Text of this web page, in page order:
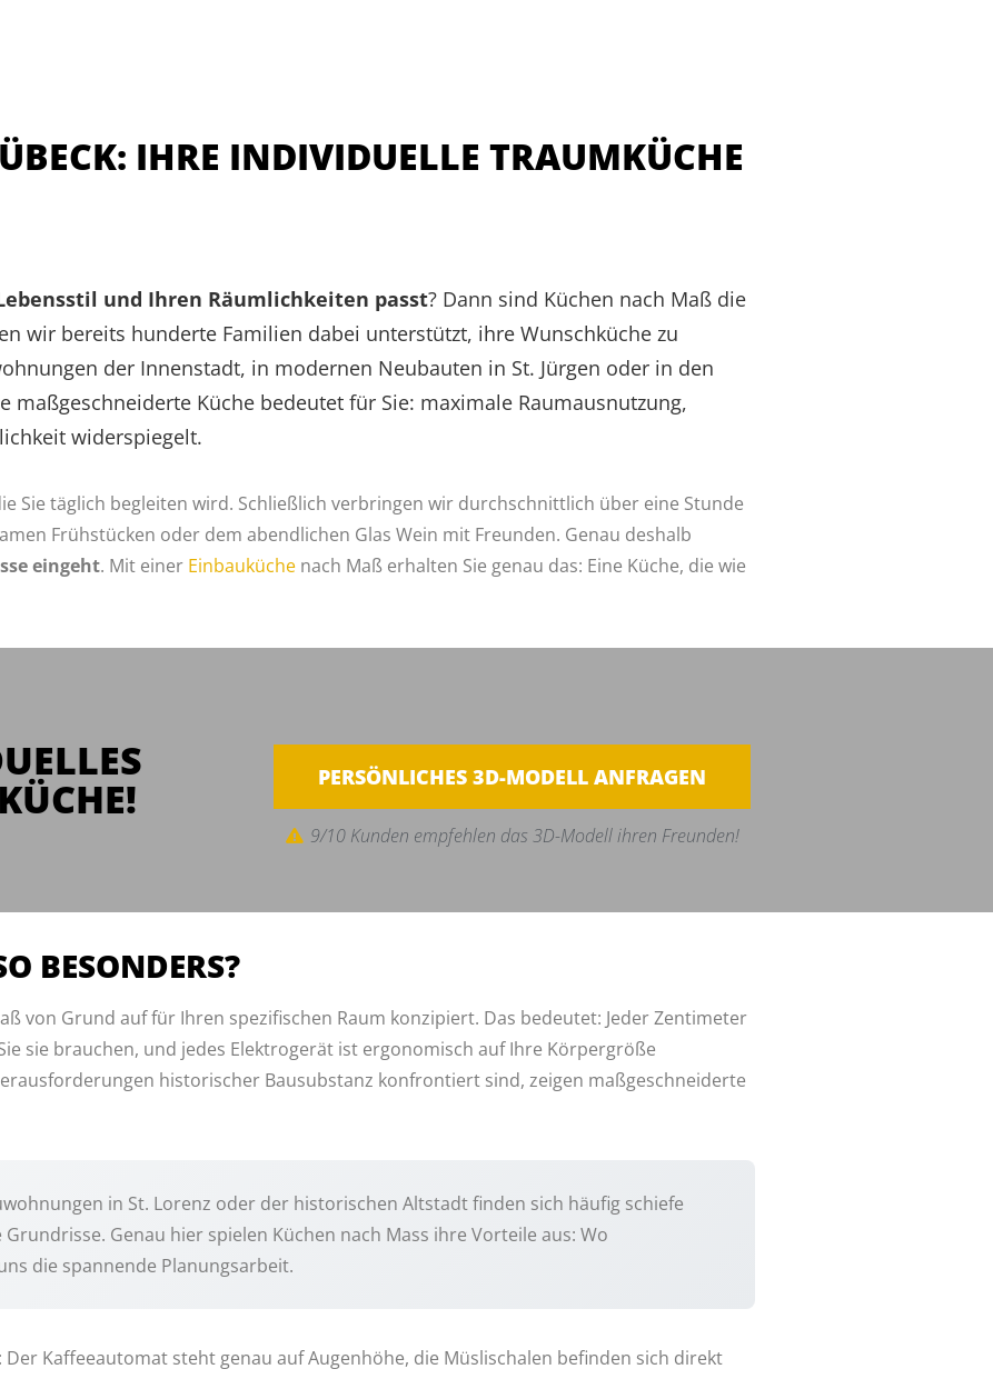
IHRE INDIVIDUELLE TRAUMKÜCHE V
und Ihren Räumlichkeiten passt? Dann sind Küchen nach Maß die
wir bereits hunderte Familien dabei unterstützt, ihre Wunschküche zu
der Innenstadt, in modernen Neubauten in St. Jürgen oder in den
Küche bedeutet für Sie: maximale Raumausnutzung,
widerspiegelt.
Sie täglich begleiten wird. Schließlich verbringen wir durchschnittlich über eine Stunde
Frühstücken oder dem abendlichen Glas Wein mit Freunden. Genau deshalb
eingeht. Mit einer Einbauküche nach Maß erhalten Sie genau das: Eine Küche, die wie
PERSÖNLICHES 3D-MODELL ANFRAGEN
9/10 Kunden empfehlen das 3D-Modell ihren Freunden!
BESONDERS?
von Grund auf für Ihren spezifischen Raum konzipiert. Das bedeutet: Jeder Zentimeter
sie brauchen, und jedes Elektrogerät ist ergonomisch auf Ihre Körpergröße
historischer Bausubstanz konfrontiert sind, zeigen maßgeschneiderte
in St. Lorenz oder der historischen Altstadt finden sich häufig schiefe
Genau hier spielen Küchen nach Mass ihre Vorteile aus: Wo
die spannende Planungsarbeit.
Kaffeeautomat steht genau auf Augenhöhe, die Müslischalen befinden sich direkt